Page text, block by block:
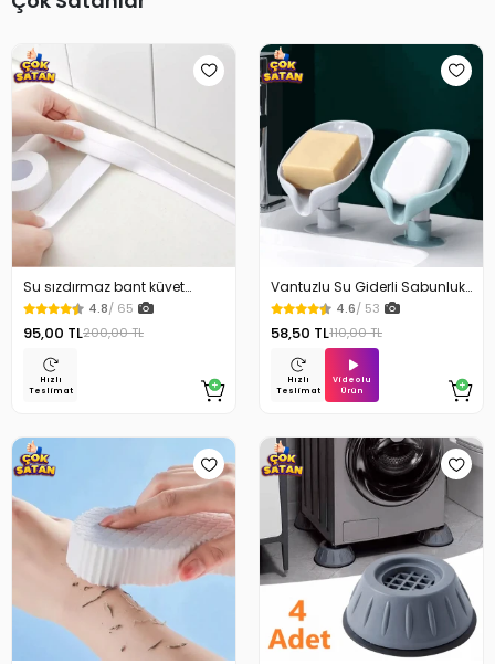
Su sızdırmaz bant küvet
Tezgah tamir bandı
4.8/ 65
95,00 TL200,00 TL
Hızlı
Teslimat
Vantuzlu Su Giderli Sabunluk
Kaymaz 4.6/ 53
58,50 TL110,00 TL
Hızlı
Teslimat
Videolu
Ürün